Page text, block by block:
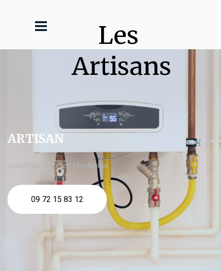
Les
Artisans
ARTISAN
chauffagiste expert Montpellier
09 72 15 83 12